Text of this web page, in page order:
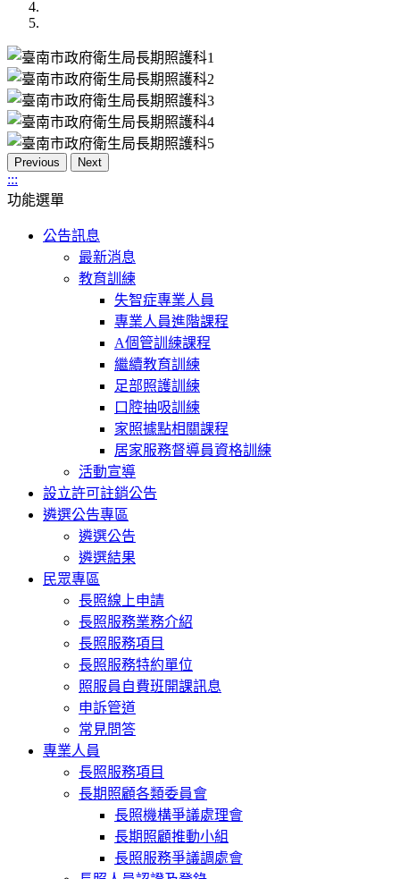
Previous Next
:::
功能選單
公告訊息
最新消息
教育訓練
失智症專業人員
專業人員進階課程
A個管訓練課程
繼續教育訓練
足部照護訓練
口腔抽吸訓練
家照據點相關課程
居家服務督導員資格訓練
活動宣導
設立許可註銷公告
遴選公告專區
遴選公告
遴選結果
民眾專區
長照線上申請
長照服務業務介紹
長照服務項目
長照服務特約單位
照服員自費班開課訊息
申訴管道
常見問答
專業人員
長照服務項目
長期照顧各類委員會
長照機構爭議處理會
長期照顧推動小組
長照服務爭議調處會